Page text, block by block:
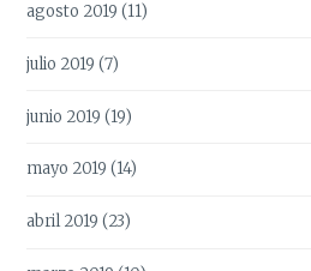
agosto 2019 (11)
julio 2019 (7)
junio 2019 (19)
mayo 2019 (14)
abril 2019 (23)